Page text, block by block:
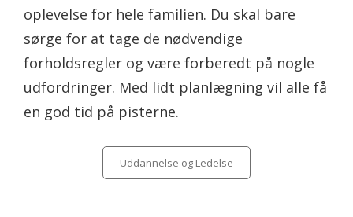
oplevelse for hele familien. Du skal bare
sørge for at tage de nødvendige
forholdsregler og være forberedt på nogle
udfordringer. Med lidt planlægning vil alle få
en god tid på pisterne.
Categories
Uddannelse og Ledelse